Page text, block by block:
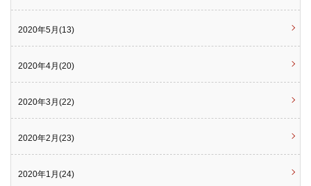
2020年5月(13)
2020年4月(20)
2020年3月(22)
2020年2月(23)
2020年1月(24)